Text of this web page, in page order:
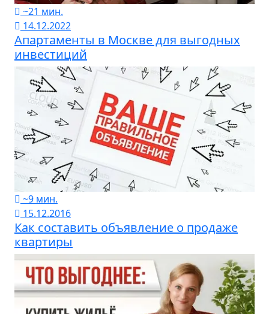
~21 мин.
14.12.2022
Апартаменты в Москве для выгодных
инвестиций
~9 мин.
15.12.2016
Как составить объявление о продаже
квартиры